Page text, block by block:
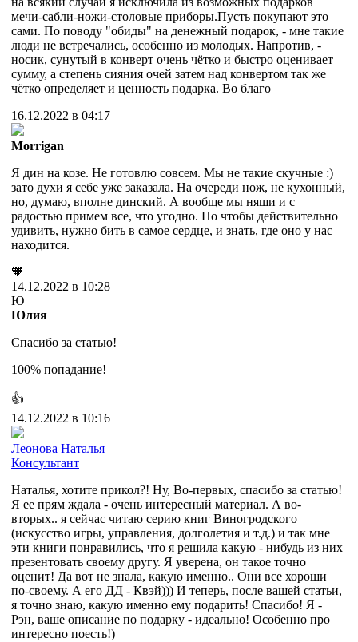
мечи-сабли-ножи-столовые приборы.Пусть покупают это
сами. По поводу "обиды" на денежный подарок, - мне такие
люди не встречались, особенно из молодых. Напротив, -
носик, сунутый в конверт очень чётко и быстро оценивает
сумму, а степень сияния очей затем над конвертом так же
чётко определяет и ценность подарка. Во благо
16.12.2022 в 04:17
Morrigan
Я дин на козе. Не готовлю совсем. Мы не такие скучные :)
зато духи я себе уже заказала. На очереди нож, не кухонный,
но, думаю, вполне динский. А вообще мы няши и с
радостью примем все, что угодно. Но чтобы действительно
удивить, нужно бить в самое сердце, и знать, где оно у нас
находится.
🧡
14.12.2022 в 10:28
Ю
Юлия
Спасибо за статью!
100% попадание!
👍
14.12.2022 в 10:16
Леонова Наталья
Консультант
Наталья, хотите прикол?! Ну, Во-первых, спасибо за статью!
Я ее прям ждала - очень интересный материал. А во-
вторых.. я сейчас читаю серию книг Виногродского
(искусство игры, управления, долголетия и т.д.) и так мне
эти книги понравились, что я решила какую - нибудь из них
презентовать своему другу. Я уверена, он такое точно
оценит! Да вот не знала, какую именно.. Они все хороши
по-своему. А его ДД - Квэй))) И теперь, после вашей статьи,
я точно знаю, какую именно ему подарить! Спасибо! Я -
Рэн, ваше описание по подарку - идеально! Особенно про
интересно поесть!)